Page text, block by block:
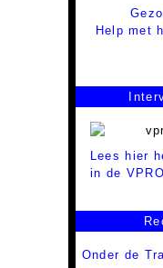
Help met
Lees hier
in de
Onder de